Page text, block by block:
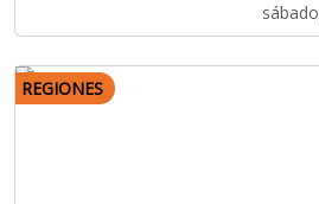
REGIONES